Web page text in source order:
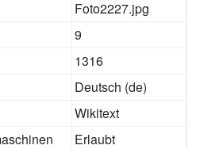
Foto2227.jpg
9
1316
Deutsch (de)
Wikitext
Erlaubt